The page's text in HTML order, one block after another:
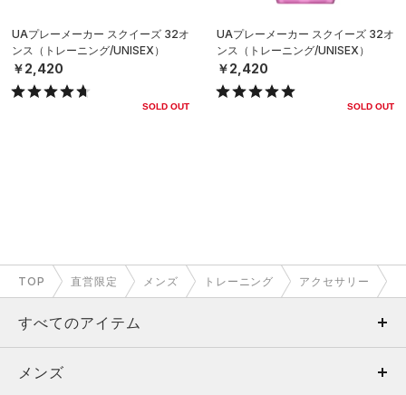
UAプレーメーカー スクイーズ 32オ
ンス（トレーニング/UNISEX）
￥2,420
SOLD OUT
UAプレーメーカー スクイーズ 32オ
ンス（トレーニング/UNISEX）
￥2,420
SOLD OUT
TOP 直営限定 メンズ トレーニング アクセサリー
すべてのアイテム
メンズ
メンズ